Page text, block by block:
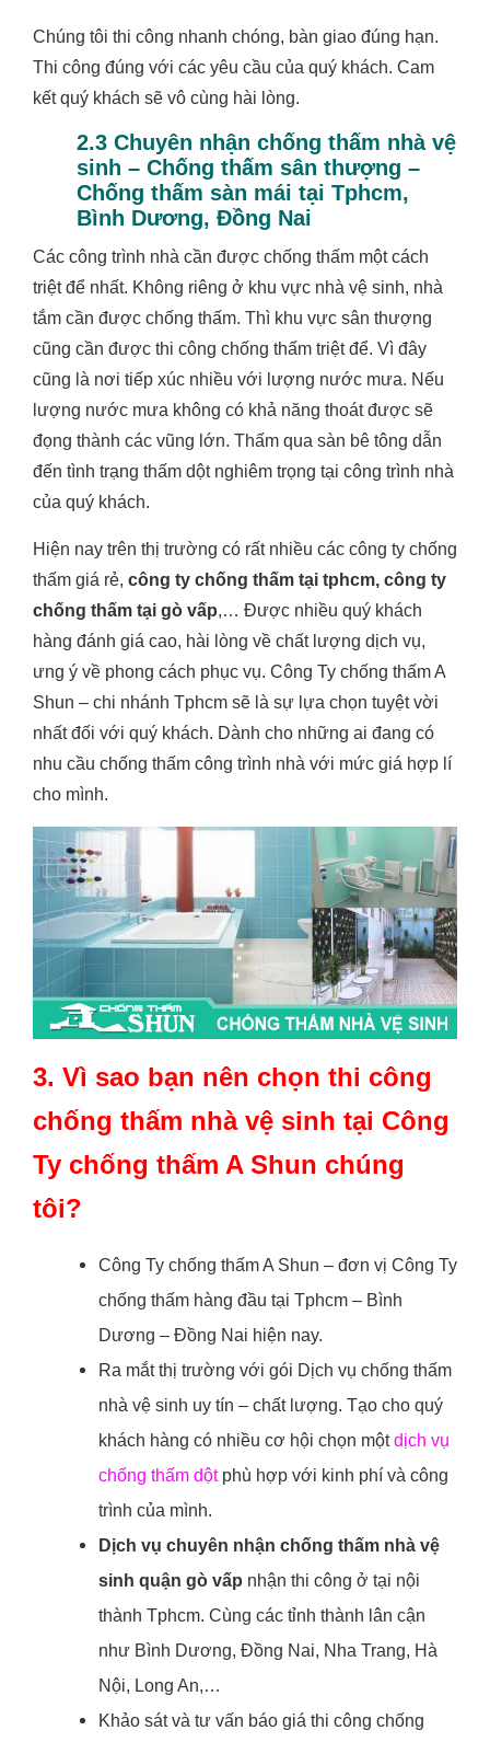
Chúng tôi thi công nhanh chóng, bàn giao đúng hạn.
Thi công đúng với các yêu cầu của quý khách. Cam
kết quý khách sẽ vô cùng hài lòng.
2.3 Chuyên nhận chống thấm nhà vệ
sinh – Chống thấm sân thượng –
Chống thấm sàn mái tại Tphcm,
Bình Dương, Đồng Nai
Các công trình nhà cần được chống thấm một cách
triệt để nhất. Không riêng ở khu vực nhà vệ sinh, nhà
tắm cần được chống thấm. Thì khu vực sân thượng
cũng cần được thi công chống thấm triệt để. Vì đây
cũng là nơi tiếp xúc nhiều với lượng nước mưa. Nếu
lượng nước mưa không có khả năng thoát được sẽ
đọng thành các vũng lớn. Thấm qua sàn bê tông dẫn
đến tình trạng thấm dột nghiêm trọng tại công trình nhà
của quý khách.
Hiện nay trên thị trường có rất nhiều các công ty chống
thấm giá rẻ, công ty chống thấm tại tphcm, công ty
chống thấm tại gò vấp,… Được nhiều quý khách
hàng đánh giá cao, hài lòng về chất lượng dịch vụ,
ưng ý về phong cách phục vụ. Công Ty chống thấm A
Shun – chi nhánh Tphcm sẽ là sự lựa chọn tuyệt vời
nhất đối với quý khách. Dành cho những ai đang có
nhu cầu chống thấm công trình nhà với mức giá hợp lí
cho mình.
3. Vì sao bạn nên chọn thi công
chống thấm nhà vệ sinh tại Công
Ty chống thấm A Shun chúng
tôi?
Công Ty chống thấm A Shun – đơn vị Công Ty
chống thấm hàng đầu tại Tphcm – Bình
Dương – Đồng Nai hiện nay.
Ra mắt thị trường với gói Dịch vụ chống thấm
nhà vệ sinh uy tín – chất lượng. Tạo cho quý
khách hàng có nhiều cơ hội chọn mộtdịch vụ
chống thấm dộtphù hợp với kinh phí và công
trình của mình.
Dịch vụ chuyên nhận chống thấm nhà vệ
sinh quận gò vấp nhận thi công ở tại nội
thành Tphcm. Cùng các tỉnh thành lân cận
như Bình Dương, Đồng Nai, Nha Trang, Hà
Nội, Long An,…
Khảo sát và tư vấn báo giá thi công chống